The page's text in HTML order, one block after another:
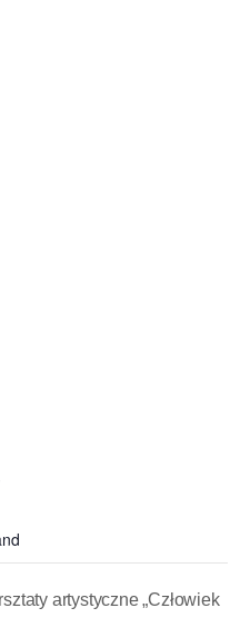
artystyczne „Człowiek